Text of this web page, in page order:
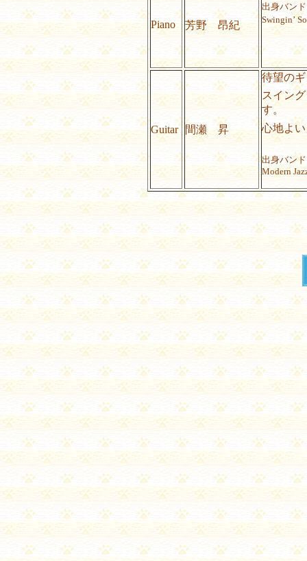
Piano 芳野 昂紀
出身バンド
Swingin’
Guitar 間瀬 昇
待望の
スイン
す。
心地よ
出身バンド
Modern